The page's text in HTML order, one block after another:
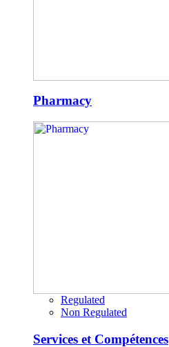
Pharmacy
Regulated
Non Regulated
Services et Compétences